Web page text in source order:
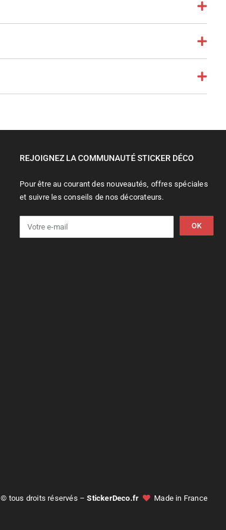
REJOIGNEZ LA COMMUNAUTÉ STICKER DÉCO
Pour être au courant des nouveautés, offres spéciales
et suivre les conseils de nos décorateurs.
OK
© tous droits réservés –StickerDeco.fr Made in France